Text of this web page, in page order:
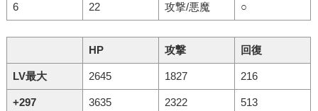
6 22 攻撃/悪魔 ○
HP 攻撃 回復
LV最大 2645 1827 216
+297 3635 2322 513